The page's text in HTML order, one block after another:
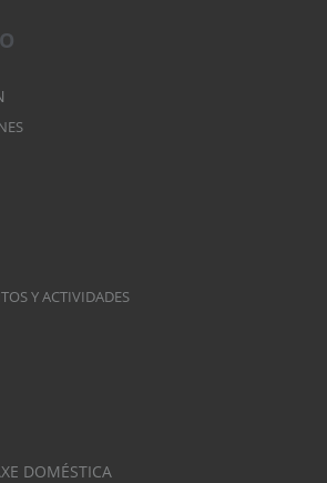
Y ACTIVIDADES
DOMÉSTICA